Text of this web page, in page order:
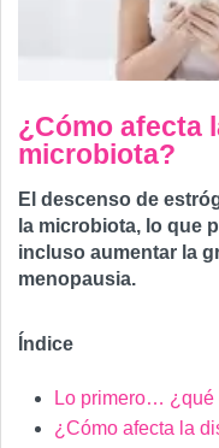
¿Cómo afecta
microbiota?
El descenso de
la microbiota, lo que
incluso aumentar la
menopausia.
Índice
Lo primero… ¿qué
¿Cómo afecta la